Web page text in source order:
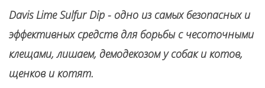
Davis Lime Sulfur Dip - одно из самых безопасных и
эффективных средств для борьбы с чесоточными
клещами, лишаем, демодекозом у собак и котов,
щенков и котят.